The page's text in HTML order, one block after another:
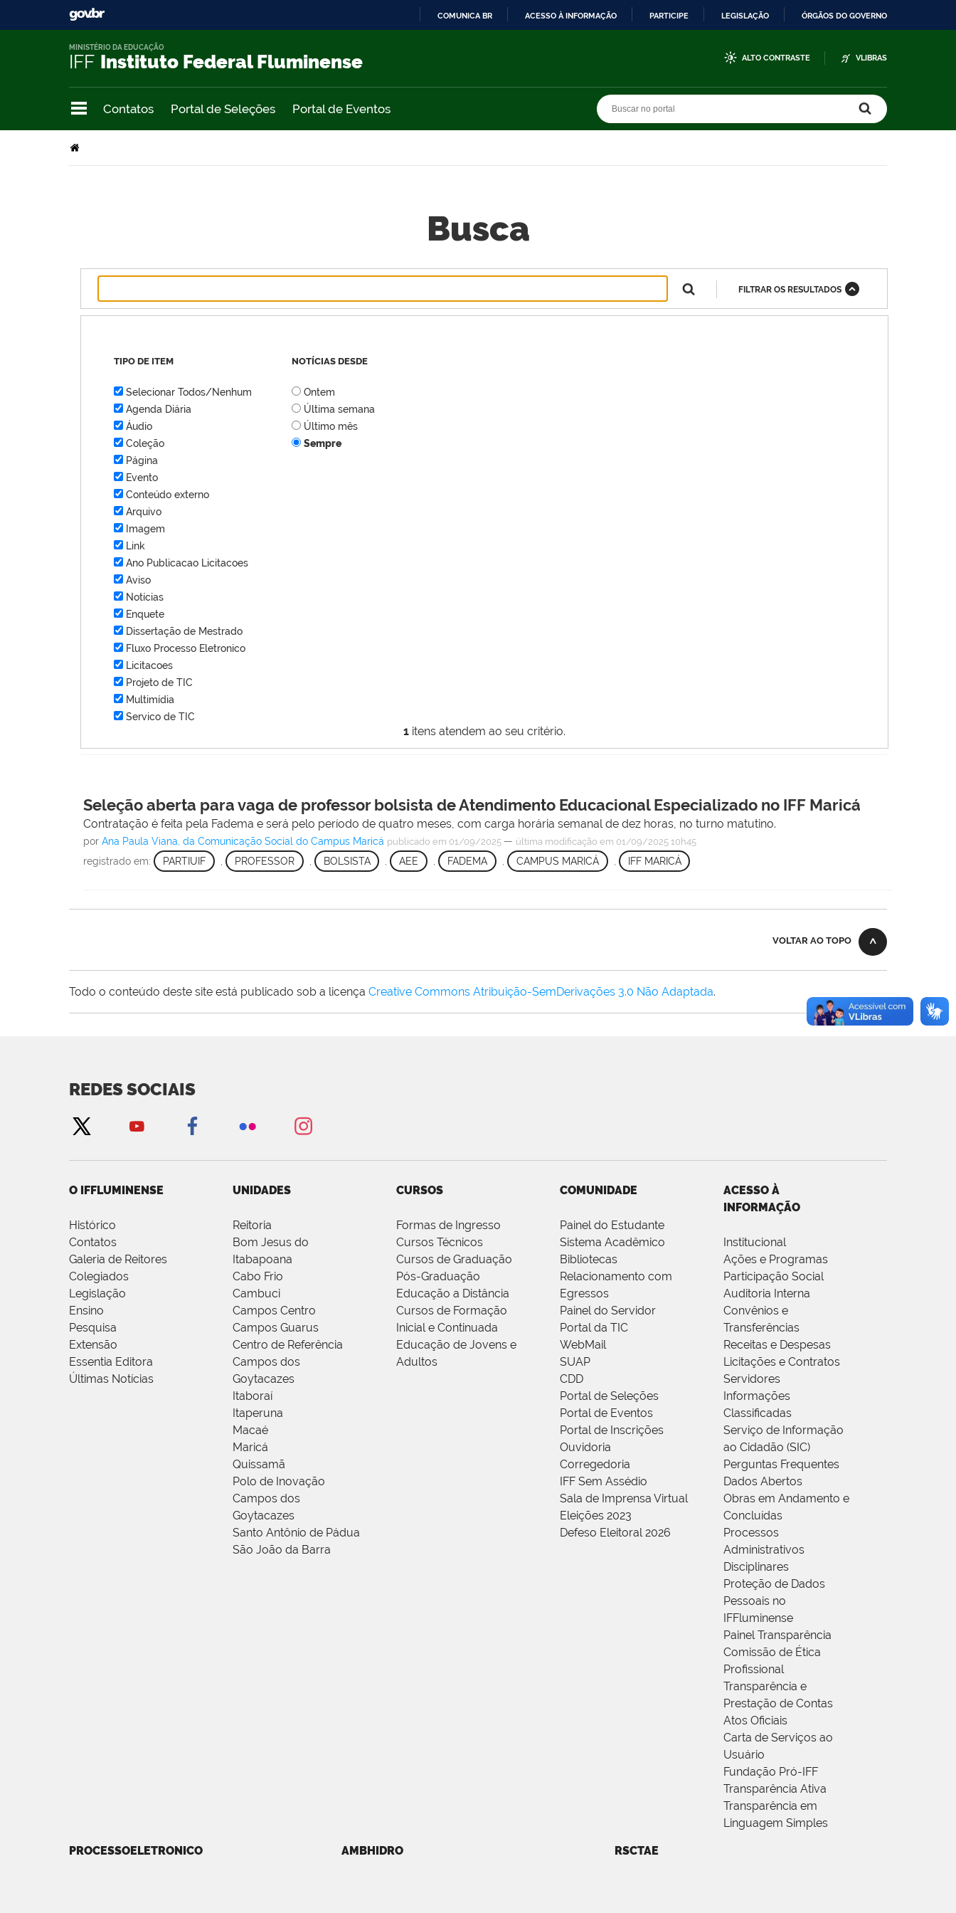
COMUNICA BR ACESSO À INFORMAÇÃO PARTICIPE LEGISLAÇÃO ÓRGÃOS DO GOVERNO
IFF Instituto Federal Fluminense
MINISTÉRIO DA EDUCAÇÃO
ALTO CONTRASTE VLIBRAS
Contatos Portal de Seleções Portal de Eventos
Busca
1 itens atendem ao seu critério.
FILTRAR OS RESULTADOS
TIPO DE ITEM
Selecionar Todos/Nenhum
Agenda Diária
Áudio
Coleção
Página
Evento
Conteúdo externo
Arquivo
Imagem
Link
Ano Publicacao Licitacoes
Aviso
Notícias
Enquete
Dissertação de Mestrado
Fluxo Processo Eletronico
Licitacoes
Projeto de TIC
Multimídia
Servico de TIC
NOTÍCIAS DESDE
Ontem
Última semana
Último mês
Sempre
Seleção aberta para vaga de professor bolsista de Atendimento Educacional Especializado no IFF Maricá
Contratação é feita pela Fadema e será pelo período de quatro meses, com carga horária semanal de dez horas, no turno matutino.
porAna Paula Viana, da Comunicação Social do Campus Maricá publicado em 01/09/2025 — última modificação em 01/09/2025 10h45
registrado em: PARTIUIF PROFESSOR BOLSISTA , AEE , FADEMA CAMPUS MARICÁ IFF MARICÁ
VOLTAR AO TOPO
Todo o conteúdo deste site está publicado sob a licença Creative Commons Atribuição-SemDerivações 3.0 Não Adaptada.
REDES SOCIAIS
O IFFLUMINENSE
Histórico
Contatos
Galeria de Reitores
Colegiados
Legislação
Ensino
Pesquisa
Extensão
Essentia Editora
Últimas Notícias
UNIDADES
Reitoria
Bom Jesus do
Itabapoana
Cabo Frio
Cambuci
Campos Centro
Campos Guarus
Centro de Referência
Campos dos
Goytacazes
Itaboraí
Itaperuna
Macaé
Maricá
Quissamã
Polo de Inovação
Campos dos
Goytacazes
Santo Antônio de Pádua
São João da Barra
CURSOS
Formas de Ingresso
Cursos Técnicos
Cursos de Graduação
Pós-Graduação
Educação a Distância
Cursos de Formação
Inicial e Continuada
Educação de Jovens e
Adultos
COMUNIDADE
Painel do Estudante
Sistema Acadêmico
Bibliotecas
Relacionamento com
Egressos
Painel do Servidor
Portal da TIC
WebMail
SUAP
CDD
Portal de Seleções
Portal de Eventos
Portal de Inscrições
Ouvidoria
Corregedoria
IFF Sem Assédio
Sala de Imprensa Virtual
Eleições 2023
Defeso Eleitoral 2026
ACESSO À
INFORMAÇÃO
Institucional
Ações e Programas
Participação Social
Auditoria Interna
Convênios e
Transferências
Receitas e Despesas
Licitações e Contratos
Servidores
Informações
Classificadas
Serviço de Informação
ao Cidadão (SIC)
Perguntas Frequentes
Dados Abertos
Obras em Andamento e
Concluídas
Processos
Administrativos
Disciplinares
Proteção de Dados
Pessoais no
IFFluminense
Painel Transparência
Comissão de Ética
Profissional
Transparência e
Prestação de Contas
Atos Oficiais
Carta de Serviços ao
Usuário
Fundação Pró-IFF
Transparência Ativa
Transparência em
Linguagem Simples
PROCESSOELETRONICO AMBHIDRO RSCTAE